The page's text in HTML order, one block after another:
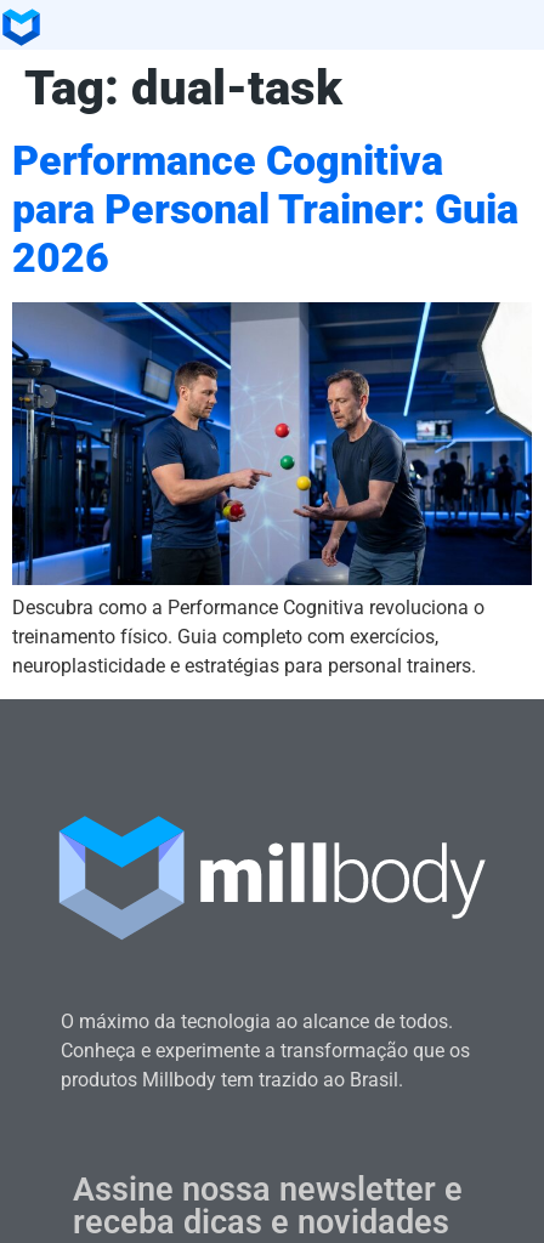
Tag: dual-task
Performance Cognitiva
para Personal Trainer: Guia
2026
Descubra como a Performance Cognitiva revoluciona o
treinamento físico. Guia completo com exercícios,
neuroplasticidade e estratégias para personal trainers.
O máximo da tecnologia ao alcance de todos.
Conheça e experimente a transformação que os
produtos Millbody tem trazido ao Brasil.
Assine nossa newsletter e
receba dicas e novidades